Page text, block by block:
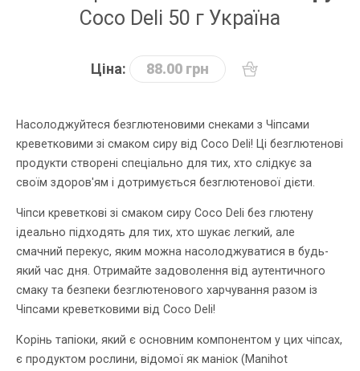
Coco Deli 50 г Україна
Ціна: 88.00 грн
Насолоджуйтеся безглютеновими снеками з Чіпсами
креветковими зі смаком сиру від Coco Deli! Ці безглютенові
продукти створені спеціально для тих, хто слідкує за
своїм здоров'ям і дотримується безглютенової дієти.
Чіпси креветкові зі смаком сиру Coco Deli без глютену
ідеально підходять для тих, хто шукає легкий, але
смачний перекус, яким можна насолоджуватися в будь-
який час дня. Отримайте задоволення від аутентичного
смаку та безпеки безглютенового харчування разом із
Чіпсами креветковими від Coco Deli!
Корінь тапіоки, який є основним компонентом у цих чіпсах,
є продуктом рослини, відомої як маніок (Manihot